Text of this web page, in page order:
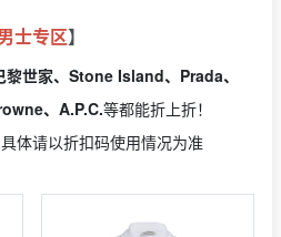
士专区】
世家、Stone Island、Prada、
、A.P.C.等都能折上折！
体请以折扣码使用情况为准